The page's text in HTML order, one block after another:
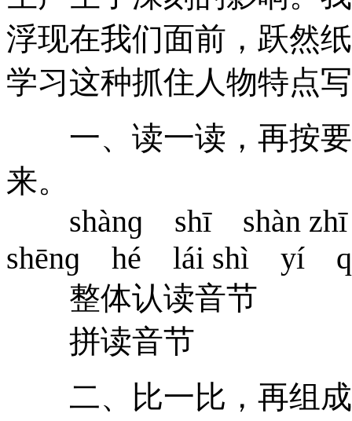
浮现在我们面前，跃然
学习这种抓住人物特
一、读一读，再按要
来。
shànɡ shī shàn
shēnɡ hé lái shì yí
整体认读音节
拼读音节
二、比一比，再组